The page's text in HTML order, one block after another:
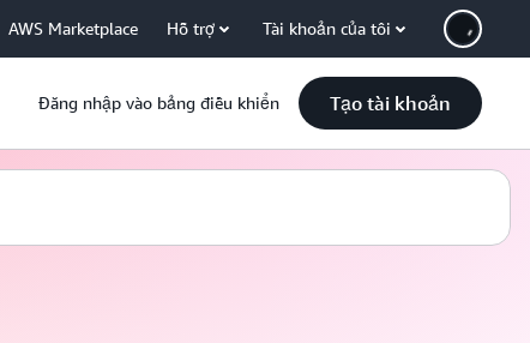
AWS Marketplace Hỗ trợ Tài khoản của tôi
Đăng nhập vào bảng điều khiển Tạo tài khoản